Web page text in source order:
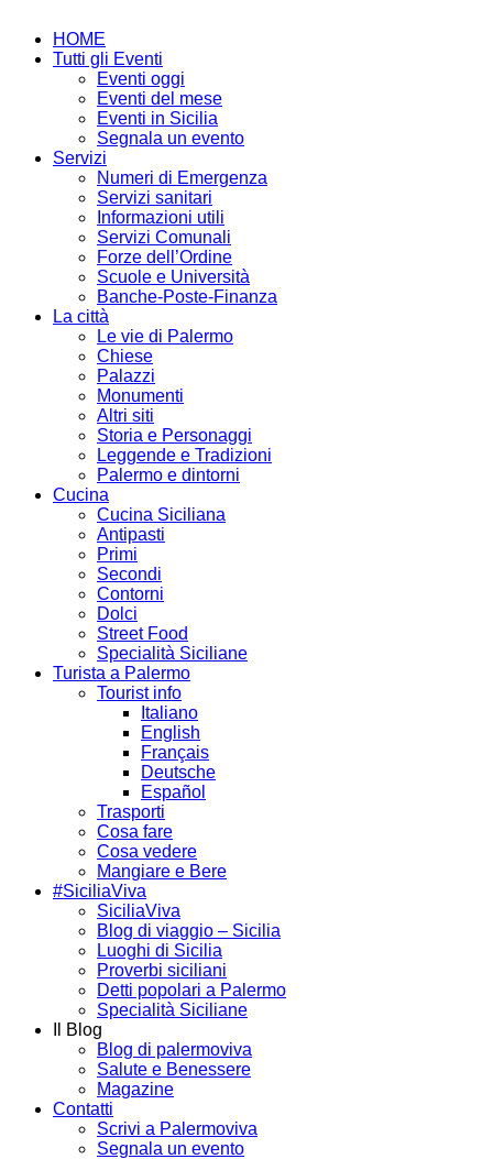
HOME
Tutti gli Eventi
Eventi oggi
Eventi del mese
Eventi in Sicilia
Segnala un evento
Servizi
Numeri di Emergenza
Servizi sanitari
Informazioni utili
Servizi Comunali
Forze dell’Ordine
Scuole e Università
Banche-Poste-Finanza
La città
Le vie di Palermo
Chiese
Palazzi
Monumenti
Altri siti
Storia e Personaggi
Leggende e Tradizioni
Palermo e dintorni
Cucina
Cucina Siciliana
Antipasti
Primi
Secondi
Contorni
Dolci
Street Food
Specialità Siciliane
Turista a Palermo
Tourist info
Italiano
English
Français
Deutsche
Español
Trasporti
Cosa fare
Cosa vedere
Mangiare e Bere
#SiciliaViva
SiciliaViva
Blog di viaggio – Sicilia
Luoghi di Sicilia
Proverbi siciliani
Detti popolari a Palermo
Specialità Siciliane
Il Blog
Blog di palermoviva
Salute e Benessere
Magazine
Contatti
Scrivi a Palermoviva
Segnala un evento